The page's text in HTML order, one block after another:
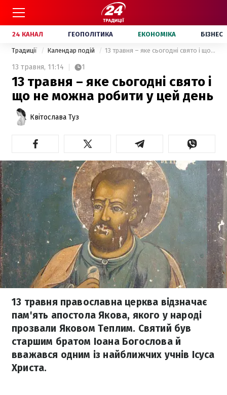
24 КАНАЛ ГЕОПОЛІТИКА ЕКОНОМІКА БІЗНЕС
Традиції Календар подій 13 травня – яке сьогодні свято і що не можна робити у цей день
13 травня, 11:14 1
13 травня – яке сьогодні свято і
що не можна робити у цей день
Квітослава Туз
13 травня православна церква відзначає
пам'ять апостола Якова, якого у народі
прозвали Яковом Теплим. Святий був
старшим братом Іоана Богослова й
вважався одним із найближчих учнів Ісуса
Христа.